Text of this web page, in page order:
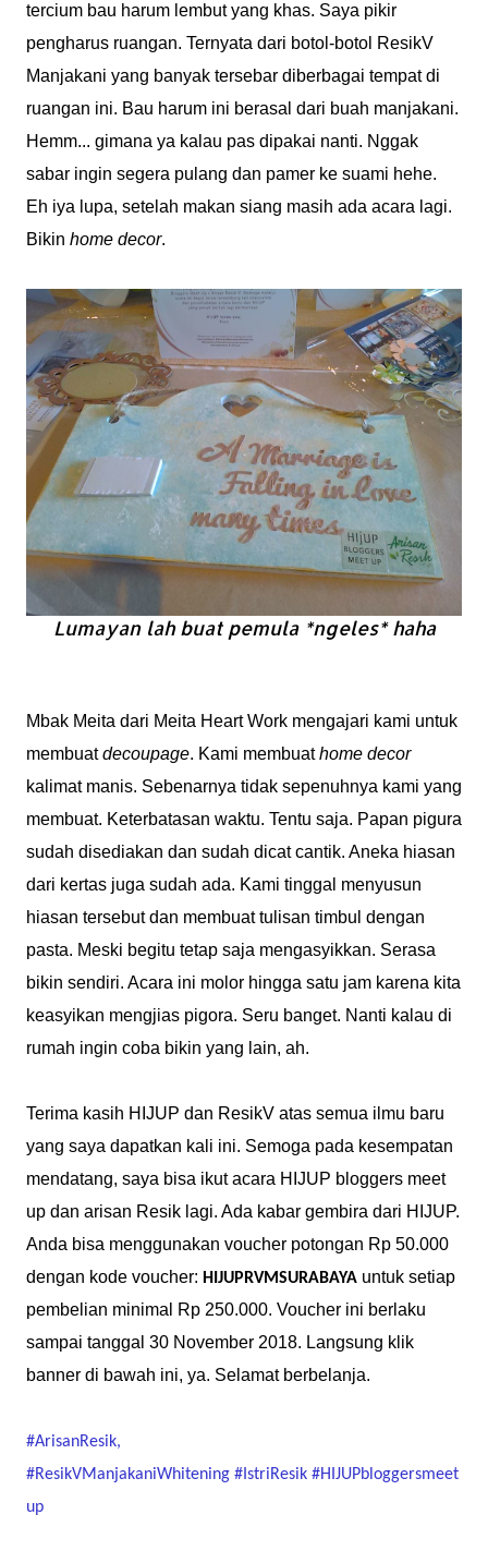
tercium bau harum lembut yang khas. Saya pikir
pengharus ruangan. Ternyata dari botol-botol ResikV
Manjakani yang banyak tersebar diberbagai tempat di
ruangan ini. Bau harum ini berasal dari buah manjakani.
Hemm... gimana ya kalau pas dipakai nanti. Nggak
sabar ingin segera pulang dan pamer ke suami hehe.
Eh iya lupa, setelah makan siang masih ada acara lagi.
Bikin home decor.
Lumayan lah buat pemula *ngeles* haha
Mbak Meita dari Meita Heart Work mengajari kami untuk
membuatdecoupage. Kami membuathome decor
kalimat manis. Sebenarnya tidak sepenuhnya kami yang
membuat. Keterbatasan waktu. Tentu saja. Papan pigura
sudah disediakan dan sudah dicat cantik. Aneka hiasan
dari kertas juga sudah ada. Kami tinggal menyusun
hiasan tersebut dan membuat tulisan timbul dengan
pasta. Meski begitu tetap saja mengasyikkan. Serasa
bikin sendiri. Acara ini molor hingga satu jam karena kita
keasyikan mengjias pigora. Seru banget. Nanti kalau di
rumah ingin coba bikin yang lain, ah.
Terima kasih HIJUP dan ResikV atas semua ilmu baru
yang saya dapatkan kali ini. Semoga pada kesempatan
mendatang, saya bisa ikut acara HIJUP bloggers meet
up dan arisan Resik lagi. Ada kabar gembira dari HIJUP.
Anda bisa menggunakan voucher potongan Rp 50.000
dengan kode voucher: HIJUP RVMSURABAYA untuk setiap
pembelian minimal Rp 250.000. Voucher ini berlaku
sampai tanggal 30 November 2018. Langsung klik
banner di bawah ini, ya. Selamat berbelanja.
#ArisanResik,
#ResikVManjakaniWhitening # IstriResik #HIJUPbloggersmeet
up